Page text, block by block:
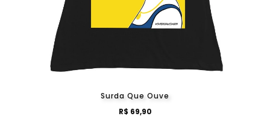
Surda Que Ouve
R$ 69,90